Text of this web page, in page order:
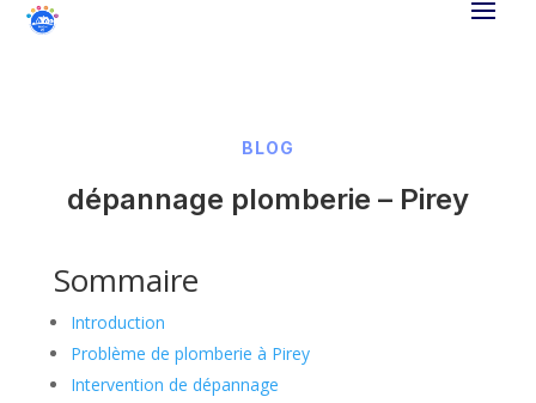
BLOG
dépannage plomberie – Pirey
Sommaire
Introduction
Problème de plomberie à Pirey
Intervention de dépannage